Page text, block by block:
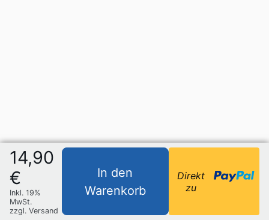
14,90
€
Inkl. 19%
MwSt.
zzgl. Versand
In den
Warenkorb
Direkt
zu